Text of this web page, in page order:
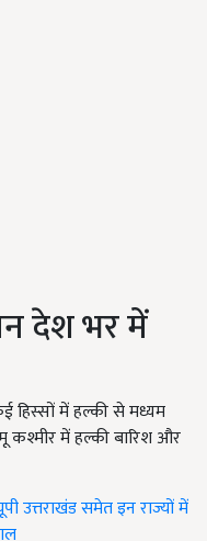
देश भर में
हिस्सों में हल्की से मध्यम
कश्मीर में हल्की बारिश और
उत्तराखंड समेत इन राज्यों में